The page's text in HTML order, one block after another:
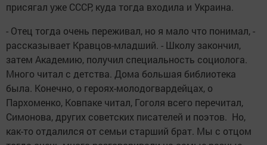
присягал уже СССР, куда тогда входила и Украина.
- Отец тогда очень переживал, но я мало что понимал, -
рассказывает Кравцов-младший. - Школу закончил,
затем Академию, получил специальность социолога.
Много читал с детства. Дома большая библиотека
была. Конечно, о героях-молодогвардейцах, о
Пархоменко, Ковпаке читал, Гоголя всего перечитал,
Симонова, других советских писателей и поэтов. Но,
как-то отдалился от семьи старший брат. Мы с отцом